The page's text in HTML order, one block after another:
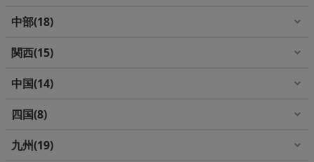
中部 18
関西 15
中国 14
四国 8
九州 19